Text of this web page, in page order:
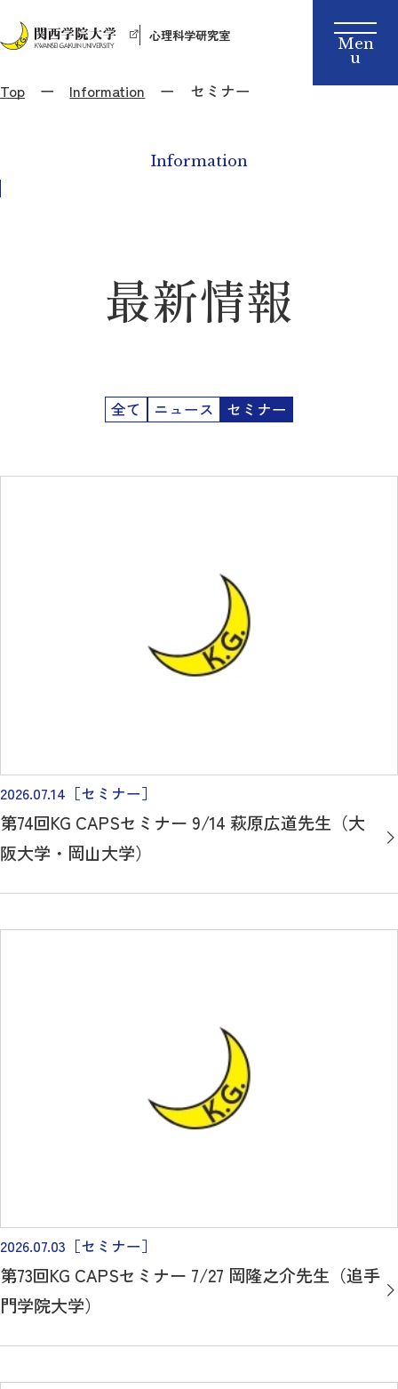
心理科学研究室
Top Information セミナー
Information
最新情報
全て ニュース セミナー
2026.07.14 ［セミナー］
第74回KG CAPSセミナー 9/14 萩原広道先生（大
阪大学・岡山大学）
2026.07.03 ［セミナー］
第73回KG CAPSセミナー 7/27 岡隆之介先生（追手
門学院大学）